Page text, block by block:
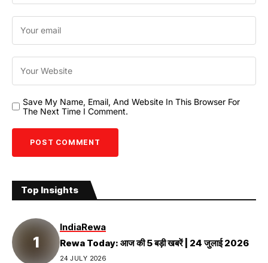
Save My Name, Email, And Website In This Browser For
The Next Time I Comment.
Top Insights
IndiaRewa
Rewa Today: आज की 5 बड़ी खबरें | 24 जुलाई 2026
24 JULY 2026